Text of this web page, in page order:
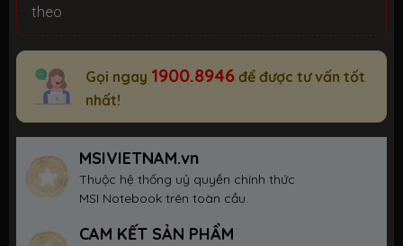
theo
Gọi ngay 1900.8946 để được tư vấn tốt
nhất!
MSIVIETNAM.vn
Thuộc hệ thống uỷ quyền chính thức
MSI Notebook trên toàn cầu.
CAM KẾT SẢN PHẨM